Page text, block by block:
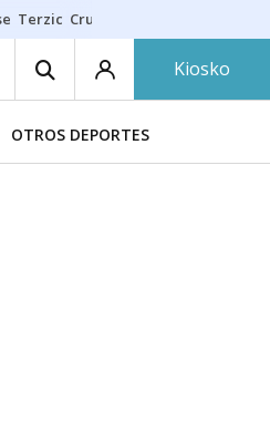
Terzic Cruz Gorbeia
Kiosko
OTROS DEPORTES